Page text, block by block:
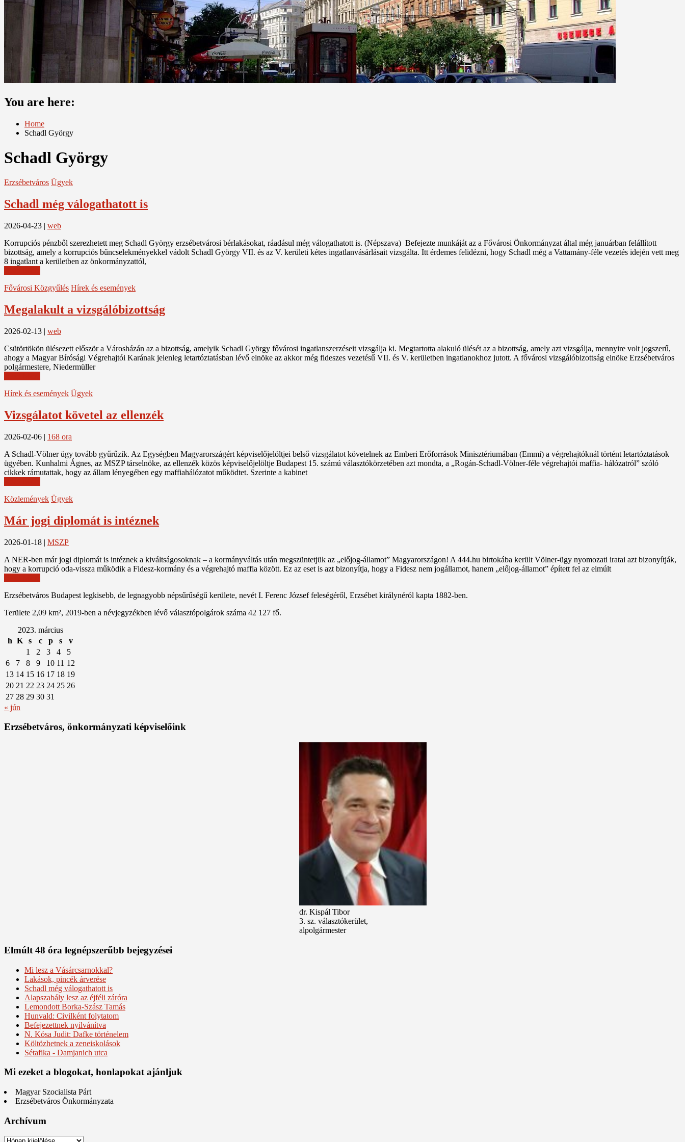
You are here:
Home
Schadl György
Schadl György
Erzsébetváros Ügyek
Schadl még válogathatott is
2026-04-23 | web
Korrupciós pénzből szerezhetett meg Schadl György erzsébetvárosi bérlakásokat, ráadásul még válogathatott is. (Népszava) Befejezte munkáját az a Fővárosi Önkormányzat által még januárban felállított
bizottság, amely a korrupciós bűncselekményekkel vádolt Schadl György VII. és az V. kerületi kétes ingatlanvásárlásait vizsgálta. Itt érdemes felidézni, hogy Schadl még a Vattamány-féle vezetés idején vett meg
8 ingatlant a kerületben az önkormányzattól,
Fővárosi Közgyűlés Hírek és események
Megalakult a vizsgálóbizottság
2026-02-13 | web
Csütörtökön ülésezett először a Városházán az a bizottság, amelyik Schadl György fővárosi ingatlanszerzéseit vizsgálja ki. Megtartotta alakuló ülését az a bizottság, amely azt vizsgálja, mennyire volt jogszerű,
ahogy a Magyar Bírósági Végrehajtói Karának jelenleg letartóztatásban lévő elnöke az akkor még fideszes vezetésű VII. és V. kerületben ingatlanokhoz jutott. A fővárosi vizsgálóbizottság elnöke Erzsébetváros
polgármestere, Niedermüller
Hírek és események Ügyek
Vizsgálatot követel az ellenzék
2026-02-06 | 168 ora
A Schadl-Völner ügy tovább gyűrűzik. Az Egységben Magyarországért képviselőjelöltjei belső vizsgálatot követelnek az Emberi Erőforrások Minisztériumában (Emmi) a végrehajtóknál történt letartóztatások
ügyében. Kunhalmi Ágnes, az MSZP társelnöke, az ellenzék közös képviselőjelöltje Budapest 15. számú választókörzetében azt mondta, a „Rogán-Schadl-Völner-féle végrehajtói maffia- hálózatról” szóló
cikkek rámutattak, hogy az állam lényegében egy maffiahálózatot működtet. Szerinte a kabinet
Közlemények Ügyek
Már jogi diplomát is intéznek
2026-01-18 | MSZP
A NER-ben már jogi diplomát is intéznek a kiváltságosoknak – a kormányváltás után megszüntetjük az „előjog-államot” Magyarországon! A 444.hu birtokába került Völner-ügy nyomozati iratai azt bizonyítják,
hogy a korrupció oda-vissza működik a Fidesz-kormány és a végrehajtó maffia között. Ez az eset is azt bizonyítja, hogy a Fidesz nem jogállamot, hanem „előjog-államot” épített fel az elmúlt
Erzsébetváros Budapest legkisebb, de legnagyobb népsűrűségű kerülete, nevét I. Ferenc József feleségéről, Erzsébet királynéról kapta 1882-ben.
Területe 2,09 km², 2019-ben a névjegyzékben lévő választópolgárok száma 42 127 fő.
2023. március
h K s c p s
v
1
2 3 4
5
6
7 8 9 10 11 12
13 14 15 16 17 18 19
20 21 22 23 24 25 26
27 28 29 30 31
« jún
Erzsébetváros, önkormányzati képviselőink
dr. Kispál Tibor
3. sz. választókerület,
alpolgármester
Elmúlt 48 óra legnépszerűbb bejegyzései
Mi lesz a Vásárcsarnokkal?
Lakások, pincék árverése
Schadl még válogathatott is
Alapszabály lesz az éjféli záróra
Lemondott Borka-Szász Tamás
Hunvald: Civilként folytatom
Befejezettnek nyilvánítva
N. Kósa Judit: Dafke történelem
Költözhetnek a zeneiskolások
Sétafika - Damjanich utca
Mi ezeket a blogokat, honlapokat ajánljuk
Magyar Szocialista Párt
Erzsébetváros Önkormányzata
Archívum
Archívum